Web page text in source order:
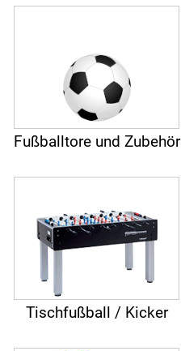
Fußballtore und Zubehör
Tischfußball / Kicker